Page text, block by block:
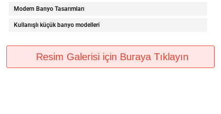
Modern Banyo Tasarımları
Kullanışlı küçük banyo modelleri
Resim Galerisi için Buraya Tıklayın